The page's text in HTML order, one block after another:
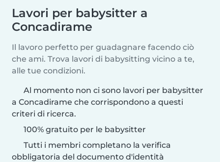
Lavori per babysitter a
Concadirame
Il lavoro perfetto per guadagnare facendo ciò
che ami. Trova lavori di babysitting vicino a te,
alle tue condizioni.
Al momento non ci sono lavori per babysitter
a Concadirame che corrispondono a questi
criteri di ricerca.
100% gratuito per le babysitter
Tutti i membri completano la verifica
obbligatoria del documento d'identità